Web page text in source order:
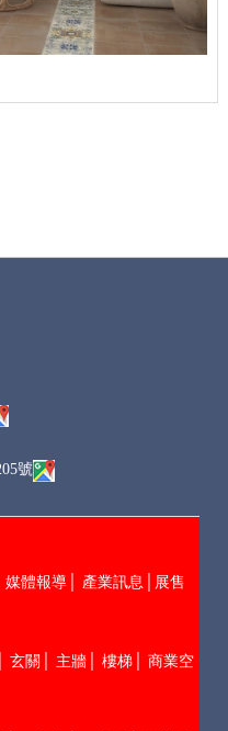
號
媒體報導│ 產業訊息
展售
玄關 主牆│ 樓梯│ 商業空